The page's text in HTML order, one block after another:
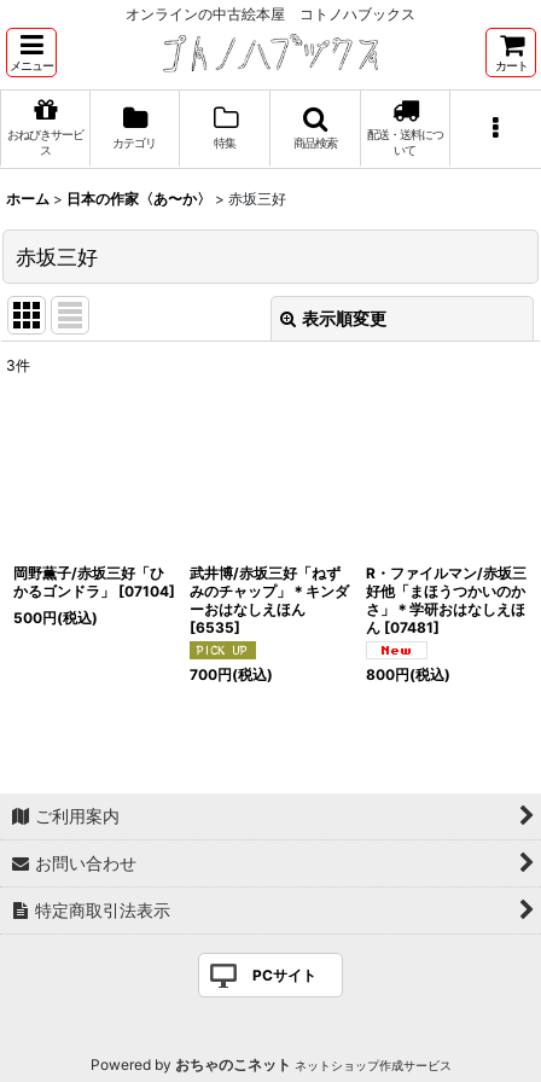
オンラインの中古絵本屋 コトノハブックス
メニュー カート
おねびきサービ
ス
カテゴリ 特集 商品検索
配送・送料につ
いて
ホーム > 日本の作家〈あ〜か〉 > 赤坂三好
赤坂三好
表示順変更
3件
岡野薫子/赤坂三好「ひ
かるゴンドラ」
[07104]
500円(税込)
武井博/赤坂三好「ねず
みのチャップ」＊キンダ
ーおはなしえほん
[6535]
700円(税込)
R・ファイルマン/赤坂三
好他「まほうつかいのか
さ」＊学研おはなしえほ
ん [07481]
800円(税込)
ご利用案内
お問い合わせ
特定商取引法表示
PCサイト
Powered by おちゃのこネット ネットショップ作成サービス